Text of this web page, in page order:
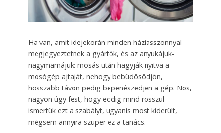
Ha van, amit idejekorán minden háziasszonnyal
megjegyeztetnek a gyártók, és az anyukájuk-
nagymamájuk: mosás után hagyják nyitva a
mosógép ajtaját, nehogy bebüdösödjön,
hosszabb távon pedig bepenészedjen a gép. Nos,
nagyon úgy fest, hogy eddig mind rosszul
ismertük ezt a szabályt, ugyanis most kiderült,
mégsem annyira szuper ez a tanács.